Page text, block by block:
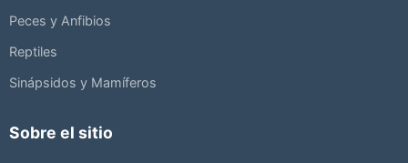
Peces y Anfibios
Reptiles
Sinápsidos y Mamíferos
Sobre el sitio